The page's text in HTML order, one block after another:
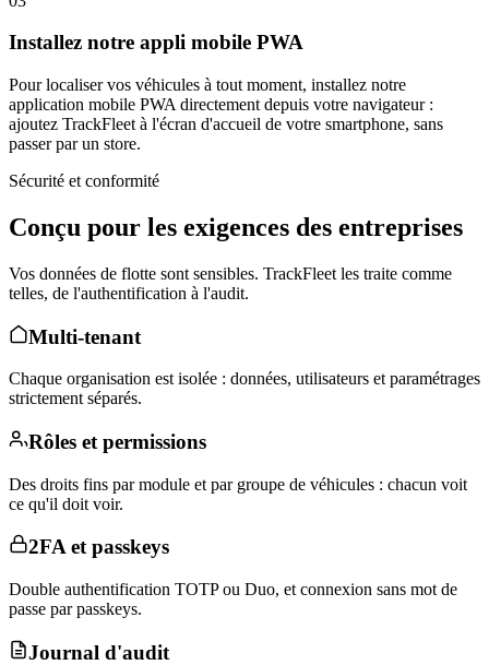
Installez notre appli mobile PWA
Pour localiser vos véhicules à tout moment, installez notre
application mobile PWA directement depuis votre navigateur :
ajoutez TrackFleet à l'écran d'accueil de votre smartphone, sans
passer par un store.
Sécurité et conformité
Conçu pour les exigences des entreprises
Vos données de flotte sont sensibles. TrackFleet les traite comme
telles, de l'authentification à l'audit.
Multi-tenant
Chaque organisation est isolée : données, utilisateurs et paramétrages
strictement séparés.
Rôles et permissions
Des droits fins par module et par groupe de véhicules : chacun voit
ce qu'il doit voir.
2FA et passkeys
Double authentification TOTP ou Duo, et connexion sans mot de
passe par passkeys.
Journal d'audit